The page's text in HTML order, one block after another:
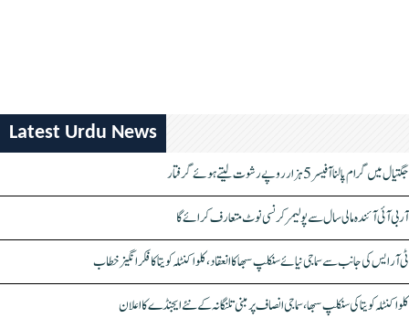
Latest Urdu News
جگتیال میں گرام پالنا آفیسر 5 ہزار روپے رشوت لیتے ہوئے گرفتار
آر بی آئی آئندہ مالی سال سے پولیمر کرنسی نوٹ متعارف کرائے گا
ٹی آر ایس کی جانب سے سماجی نیائے سنکلپ سبھا کا انعقاد، کلواکنٹلہ کویتا کا فکر انگیز خطاب
کلواکنٹلہ کویتا کی سنکلپ سبھا، سماجی انصاف پر مبنی تلنگانہ کے نئے ایجنڈے کا اعلان